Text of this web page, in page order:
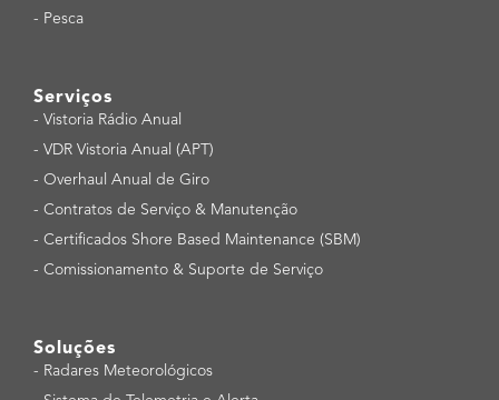
- Pesca
Serviços
- Vistoria Rádio Anual
- VDR Vistoria Anual (APT)
- Overhaul Anual de Giro
- Contratos de Serviço & Manutenção
- Certificados Shore Based Maintenance (SBM)
- Comissionamento & Suporte de Serviço
Soluções
- Radares Meteorológicos